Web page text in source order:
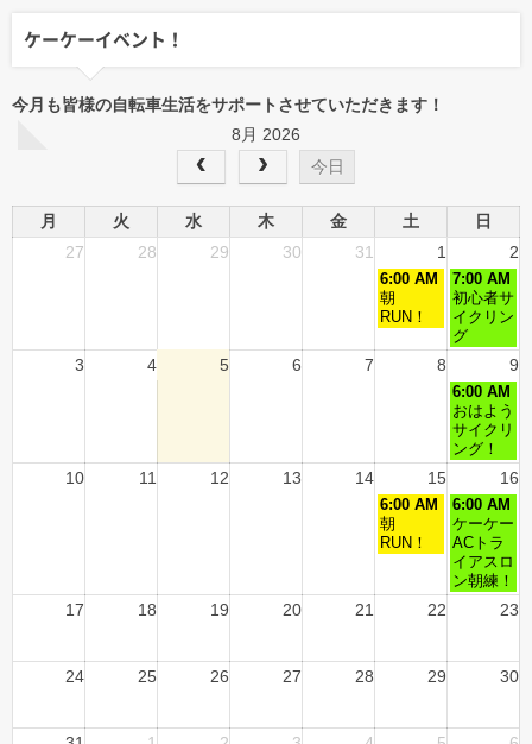
ケーケーイベント！
今月も皆様の自転車生活をサポートさせていただきます！
8月 2026
今日
月 火 水 木 金 土
日
27
28 29 30 31 1 2
6:00 AM
朝
RUN！
7:00 AM
初心者サ
イクリン
グ
3 4 5 6 7 8 9
6:00 AM
おはよう
サイクリ
ング！
10 11 12 13 14 15 16
6:00 AM
朝
RUN！
6:00 AM
ケーケー
ACトラ
イアスロ
ン朝練！
17 18 19 20 21 22 23
24 25 26 27 28 29 30